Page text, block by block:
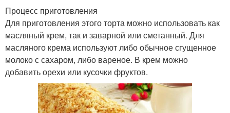
Процесс приготовления
Для приготовления этого торта можно использовать как
масляный крем, так и заварной или сметанный. Для
масляного крема используют либо обычное сгущенное
молоко с сахаром, либо вареное. В крем можно
добавить орехи или кусочки фруктов.